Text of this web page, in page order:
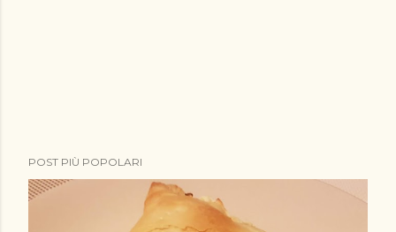
POST PIÙ POPOLARI